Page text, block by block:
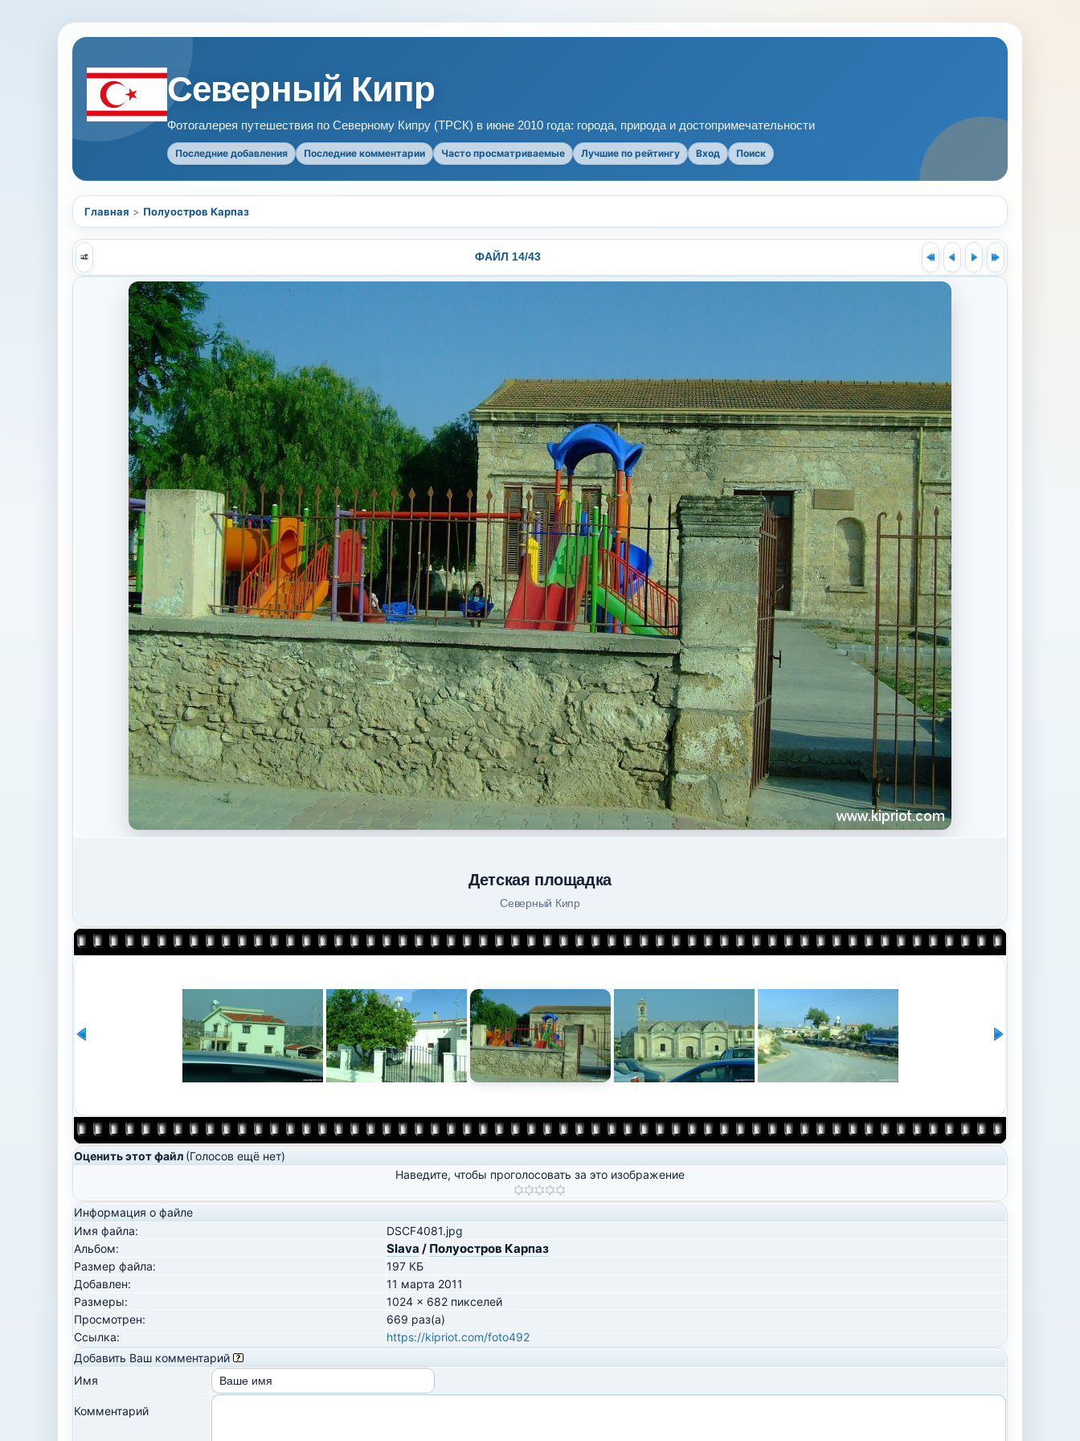
Северный Кипр
Фотогалерея путешествия по Северному Кипру (ТРСК) в июне 2010 года: города, природа и достопримечательности
Последние добавления Последние комментарии Часто просматриваемые Лучшие по рейтингу Вход Поиск
Главная > Полуостров Карпаз
ФАЙЛ 14/43
Детская площадка
Северный Кипр
Оценить этот файл (Голосов ещё нет)
Наведите, чтобы проголосовать за это изображение
Информация о файле
Имя файла:
DSCF4081.jpg
Альбом:
Slava / Полуостров Карпаз
Размер файла:
197 КБ
Добавлен:
11 марта 2011
Размеры:
1024 x 682 пикселей
Просмотрен:
669 раз(а)
Ссылка:
https://kipriot.com/foto492
Добавить Ваш комментарий
Имя
Комментарий